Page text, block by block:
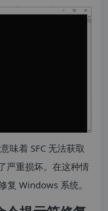
味着 SFC 无法获取
严重损坏。在这种情
复 Windows 系统。